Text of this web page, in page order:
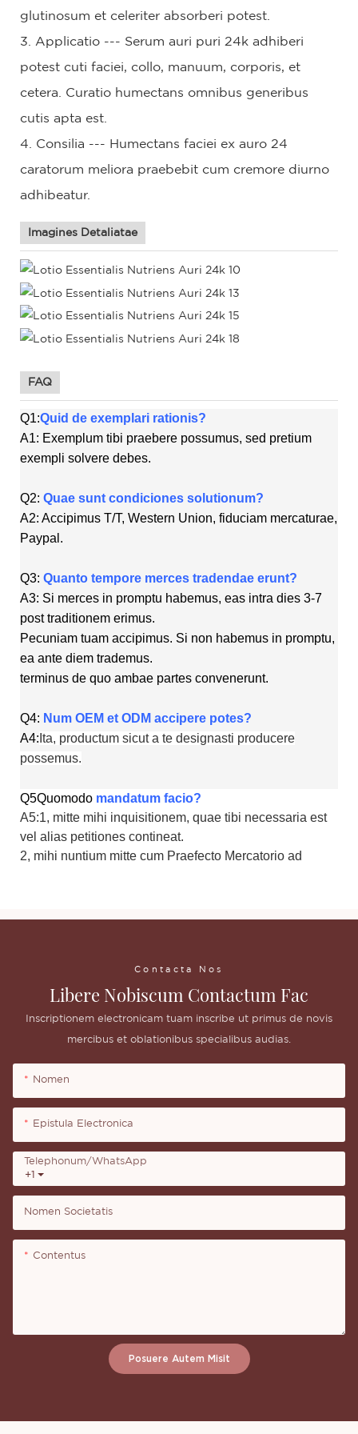
glutinosum et celeriter absorberi potest.
3. Applicatio --- Serum auri puri 24k adhiberi
potest cuti faciei, collo, manuum, corporis, et
cetera. Curatio humectans omnibus generibus
cutis apta est.
4. Consilia --- Humectans faciei ex auro 24
caratorum meliora praebebit cum cremore diurno
adhibeatur.
Imagines Detaliatae
FAQ
Q1:Quid de exemplari rationis?
A1: Exemplum tibi praebere possumus, sed pretium
exempli solvere debes.
Q2: Quae sunt condiciones solutionum?
A2: Accipimus T/T, Western Union, fiduciam mercaturae,
Paypal.
Q3: Quanto tempore merces tradendae erunt?
A3: Si merces in promptu habemus, eas intra dies 3-7
post traditionem erimus.
Pecuniam tuam accipimus. Si non habemus in promptu,
ea ante diem trademus.
terminus de quo ambae partes convenerunt.
Q4: Num OEM et ODM accipere potes?
A4: Ita, productum sicut a te designasti producere
possemus.
Q5Quomodo mandatum facio?
A5:1, mitte mihi inquisitionem, quae tibi necessaria est
vel alias petitiones contineat.
2, mihi nuntium mitte cum Praefecto Mercatorio ad
Contacta Nos
Libere Nobiscum Contactum Fac
Inscriptionem electronicam tuam inscribe ut primus de novis
mercibus et oblationibus specialibus audias.
Nomen
Epistula Electronica
+1
Telephonum/WhatsApp
Nomen Societatis
Contentus
Posuere Autem Misit